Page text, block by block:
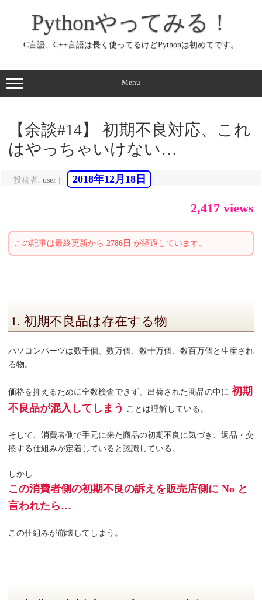
ッ
プ
Pythonやってみる！
C言語、C++言語は長く使ってるけどPythonは初めてです。
Menu
【余談#14】 初期不良対応、これ
はやっちゃいけない…
投稿者: user 2018年12月18日
2,417 views
この記事は最終更新から 2786日 が経過しています。
1. 初期不良品は存在する物
パソコンパーツは数千個、数万個、数十万個、数百万個と生産され
る物。
価格を抑えるために全数検査できず、出荷された商品の中に 初期
不良品が混入してしまう ことは理解している。
そして、消費者側で手元に来た商品の初期不良に気づき、返品・交
換する仕組みが定着していると認識している。
しかし…
この消費者側の初期不良の訴えを販売店側に No と
言われたら…
この仕組みが崩壊してしまう。